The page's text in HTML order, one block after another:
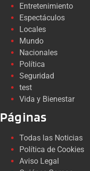
Entretenimiento
Espectáculos
Locales
Mundo
Nacionales
Política
Seguridad
test
Vida y Bienestar
Páginas
Todas las Noticias
Política de Cookies
Aviso Legal